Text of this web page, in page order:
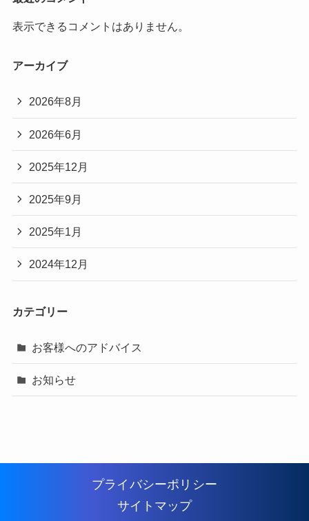
表示できるコメントはありません。
アーカイブ
2026年8月
2026年6月
2025年12月
2025年9月
2025年1月
2024年12月
カテゴリー
お客様へのアドバイス
お知らせ
プライバシーポリシー
サイトマップ